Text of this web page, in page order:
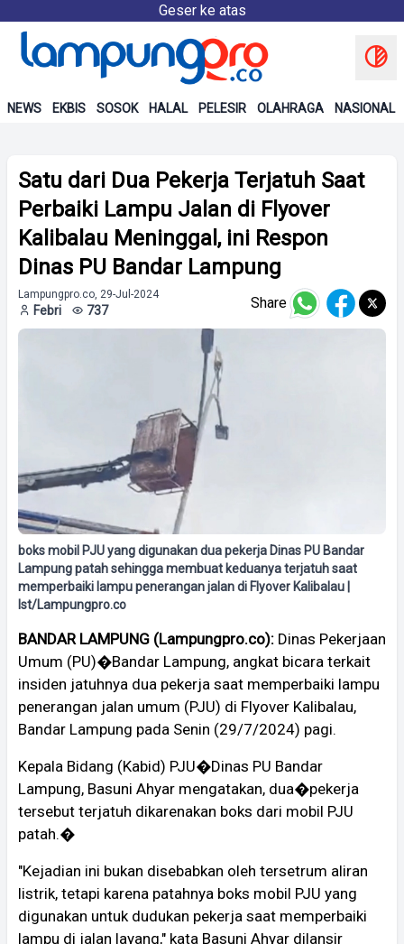
Geser ke atas
NEWS EKBIS SOSOK HALAL PELESIR OLAHRAGA NASIONAL
Satu dari Dua Pekerja Terjatuh Saat
Perbaiki Lampu Jalan di Flyover
Kalibalau Meninggal, ini Respon
Dinas PU Bandar Lampung
Lampungpro.co, 29-Jul-2024
Febri 737 Share
boks mobil PJU yang digunakan dua pekerja Dinas PU Bandar
Lampung patah sehingga membuat keduanya terjatuh saat
memperbaiki lampu penerangan jalan di Flyover Kalibalau |
Ist/Lampungpro.co
BANDAR LAMPUNG (Lampungpro.co): Dinas Pekerjaan
Umum (PU)�Bandar Lampung, angkat bicara terkait
insiden jatuhnya dua pekerja saat memperbaiki lampu
penerangan jalan umum (PJU) di Flyover Kalibalau,
Bandar Lampung pada Senin (29/7/2024) pagi.
Kepala Bidang (Kabid) PJU�Dinas PU Bandar
Lampung, Basuni Ahyar mengatakan, dua�pekerja
tersebut terjatuh dikarenakan boks dari mobil PJU
patah.�
"Kejadian ini bukan disebabkan oleh tersetrum aliran
listrik, tetapi karena patahnya boks mobil PJU yang
digunakan untuk dudukan pekerja saat memperbaiki
lampu di jalan layang," kata Basuni Ahyar dilansir